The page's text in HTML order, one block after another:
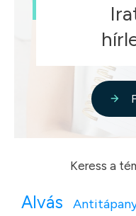
Keress a
Alvás